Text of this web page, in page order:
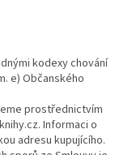
kodexy chování
e) Občanského
prostřednictvím
Informaci o
adresu kupujícího.